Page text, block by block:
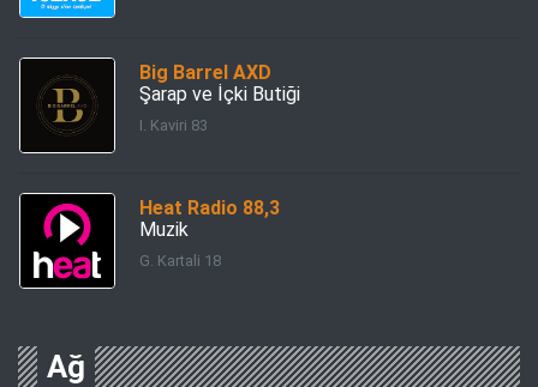
Big Barrel AXD
Şarap ve İçki Butiği
I. Kaviri 83
Heat Radio 88,3
Muzik
G. Kartali 18
Ağ